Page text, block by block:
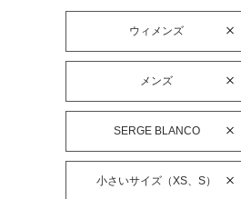
ウィメンズ
メンズ
SERGE BLANCO
小さいサイズ（XS、S）